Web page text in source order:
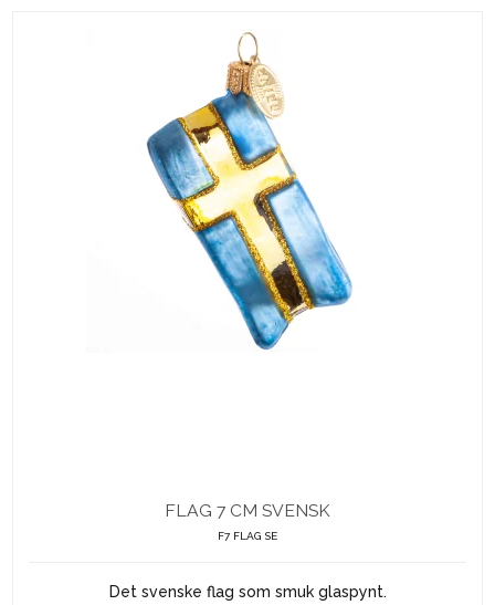
FLAG 7 CM SVENSK
F7 FLAG SE
Det svenske flag som smuk glaspynt.